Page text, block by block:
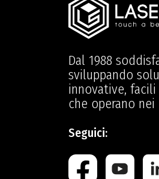
Dal 1988
sviluppando
innovative,
che operano
Seguici: